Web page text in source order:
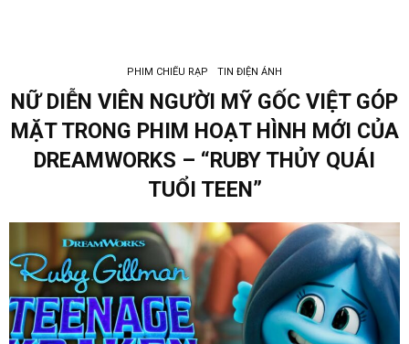
PHIM CHIẾU RẠP TIN ĐIỆN ẢNH
NỮ DIỄN VIÊN NGƯỜI MỸ GỐC VIỆT GÓP
MẶT TRONG PHIM HOẠT HÌNH MỚI CỦA
DREAMWORKS – “RUBY THỦY QUÁI
TUỔI TEEN”